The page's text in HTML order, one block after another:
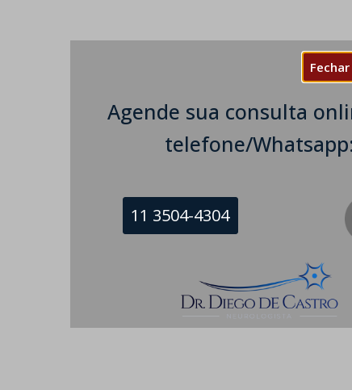
Fechar
Agende sua consulta
telefone/Whatsapp:
11 3504-4304